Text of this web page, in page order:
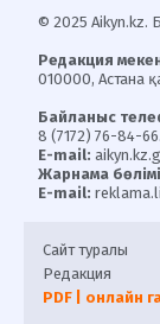
© 2025 Aikyn.kz.
Редакция
010000, Астана
Байланыс
8 (7172) 76-84-66.
E-mail:
Жарнама
E-mail:
Сайт туралы
Редакция
PDF | онлайн